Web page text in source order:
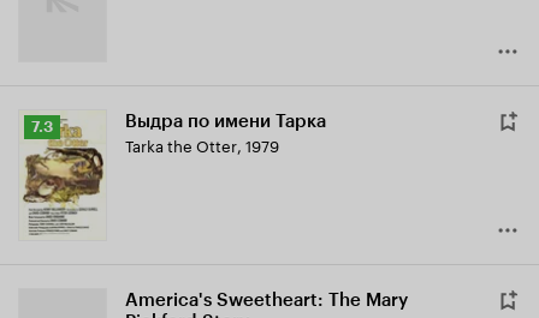
Рейтинг
Кинопоиска
7.3
7.3 Выдра по имени Тарка
Tarka the Otter, 1979
America's Sweetheart: The Mary